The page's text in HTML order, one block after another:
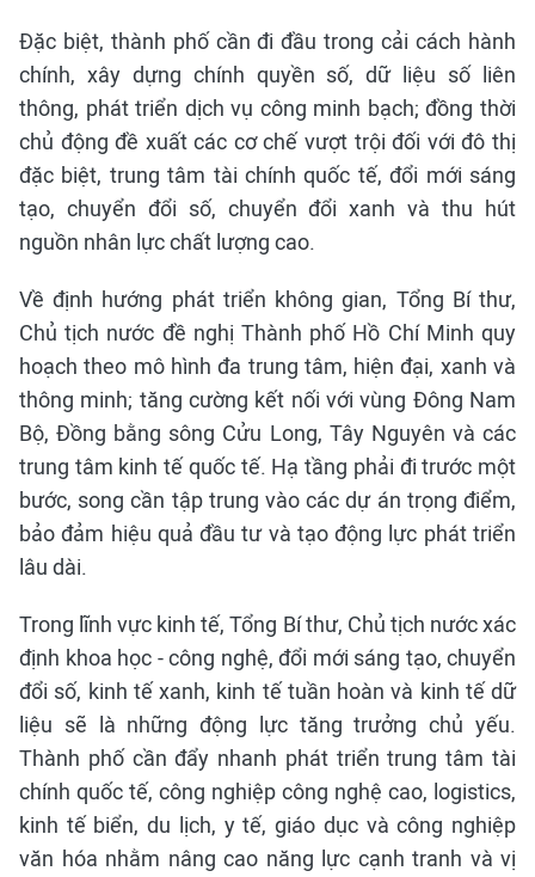
Đặc biệt, thành phố cần đi đầu trong cải cách hành
chính, xây dựng chính quyền số, dữ liệu số liên
thông, phát triển dịch vụ công minh bạch; đồng thời
chủ động đề xuất các cơ chế vượt trội đối với đô thị
đặc biệt, trung tâm tài chính quốc tế, đổi mới sáng
tạo, chuyển đổi số, chuyển đổi xanh và thu hút
nguồn nhân lực chất lượng cao.
Về định hướng phát triển không gian, Tổng Bí thư,
Chủ tịch nước đề nghị Thành phố Hồ Chí Minh quy
hoạch theo mô hình đa trung tâm, hiện đại, xanh và
thông minh; tăng cường kết nối với vùng Đông Nam
Bộ, Đồng bằng sông Cửu Long, Tây Nguyên và các
trung tâm kinh tế quốc tế. Hạ tầng phải đi trước một
bước, song cần tập trung vào các dự án trọng điểm,
bảo đảm hiệu quả đầu tư và tạo động lực phát triển
lâu dài.
Trong lĩnh vực kinh tế, Tổng Bí thư, Chủ tịch nước xác
định khoa học - công nghệ, đổi mới sáng tạo, chuyển
đổi số, kinh tế xanh, kinh tế tuần hoàn và kinh tế dữ
liệu sẽ là những động lực tăng trưởng chủ yếu.
Thành phố cần đẩy nhanh phát triển trung tâm tài
chính quốc tế, công nghiệp công nghệ cao, logistics,
kinh tế biển, du lịch, y tế, giáo dục và công nghiệp
văn hóa nhằm nâng cao năng lực cạnh tranh và vị